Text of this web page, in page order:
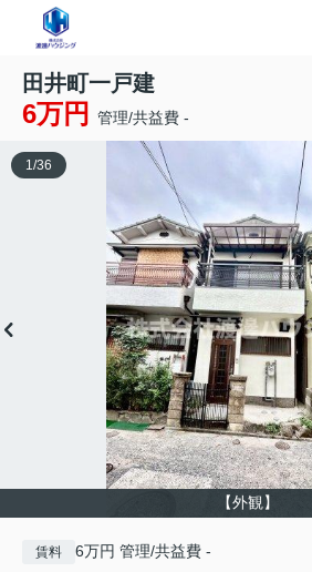
田井町一戸建
6万円 管理/共益費 -
【外観】
1/36
賃料 6万円 管理/共益費 -